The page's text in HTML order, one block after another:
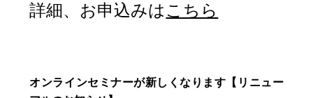
詳細、お申込みはこちら
オンラインセミナーが新しくなります【リニュー